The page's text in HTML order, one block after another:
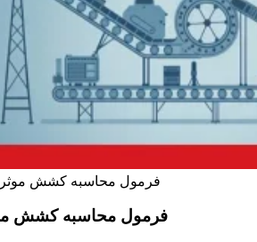
فرمول محاسبه کشش موثر
فرمول محاسبه کشش